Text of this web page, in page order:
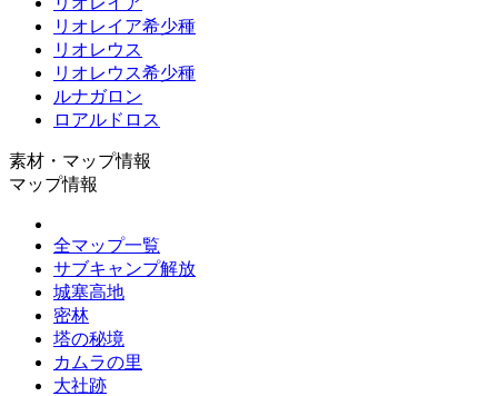
リオレイア希少種
リオレウス
リオレウス希少種
ルナガロン
ロアルドロス
素材・マップ情報
マップ情報
全マップ一覧
サブキャンプ解放
城塞高地
密林
塔の秘境
カムラの里
大社跡